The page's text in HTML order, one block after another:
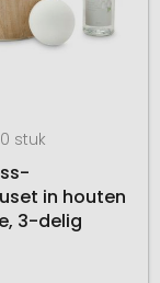
stuk
in houten
3-delig